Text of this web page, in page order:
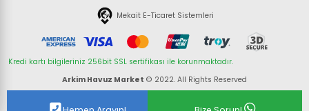
Mekait E-Ticaret Sistemleri
Kredi kartı bilgileriniz 256bit SSL sertifikası ile korunmaktadır.
Arkim Havuz Market © 2022. All Rights Reserved